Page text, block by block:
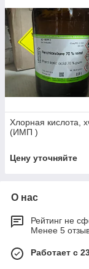
Хлорная кислота,
(ИМП )
Цену уточняйте
О нас
Рейтинг не
Менее 5
Работает с